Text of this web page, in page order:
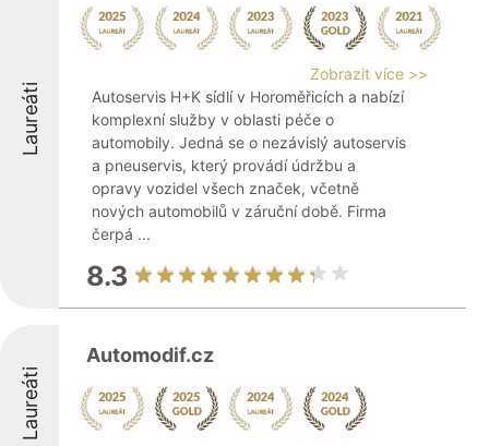
Laureáti
Zobrazit více >>
Autoservis H+K sídlí v Horoměřicích a nabízí
komplexní služby v oblasti péče o
automobily. Jedná se o nezávislý autoservis
a pneuservis, který provádí údržbu a
opravy vozidel všech značek, včetně
nových automobilů v záruční době. Firma
čerpá ...
8.3
Laureáti
Automodif.cz